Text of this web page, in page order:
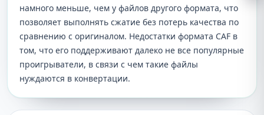
намного меньше, чем у файлов другого формата, что
позволяет выполнять сжатие без потерь качества по
сравнению с оригиналом. Недостатки формата CAF в
том, что его поддерживают далеко не все популярные
проигрыватели, в связи с чем такие файлы
нуждаются в конвертации.